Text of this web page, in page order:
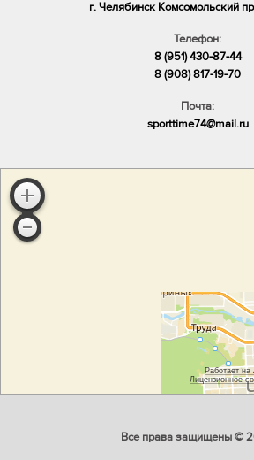
​г. Челябинск Комсомольский
Телефон:
8 (951) 430-87-44
8 (908) 817-19-70
Почта:
sporttime74@mail.ru
Все права защищены ©